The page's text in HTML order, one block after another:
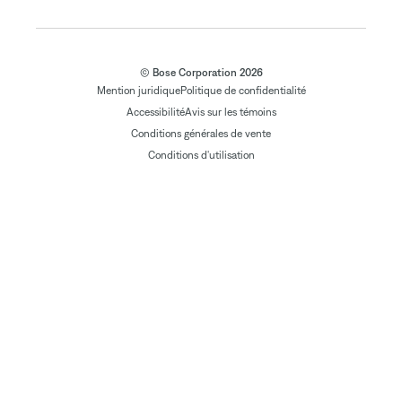
© Bose Corporation 2026
Mention juridiquePolitique de confidentialité
AccessibilitéAvis sur les témoins
Conditions générales de vente
Conditions d'utilisation